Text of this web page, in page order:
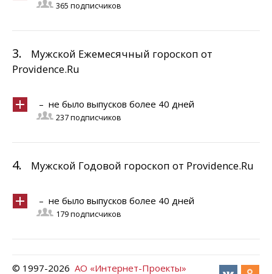
365 подписчиков
3.
Мужской Ежемесячный гороскоп от
Providence.Ru
– не было выпусков более 40 дней
237 подписчиков
4. Мужской Годовой гороскоп от Providence.Ru
– не было выпусков более 40 дней
179 подписчиков
© 1997-2026 АО «Интернет-Проекты»